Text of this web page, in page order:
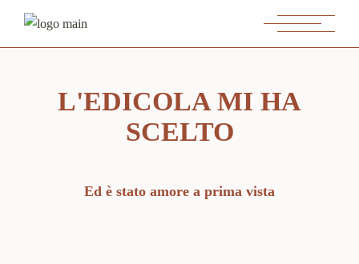
L'EDICOLA MI HA
SCELTO
Ed è stato amore a prima vista